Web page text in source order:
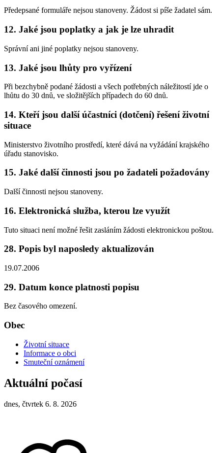
Předepsané formuláře nejsou stanoveny. Žádost si píše žadatel sám.
12. Jaké jsou poplatky a jak je lze uhradit
Správní ani jiné poplatky nejsou stanoveny.
13. Jaké jsou lhůty pro vyřízení
Při bezchybně podané žádosti a všech potřebných náležitostí jde o
lhůtu do 30 dnů, ve složitějších případech do 60 dnů.
14. Kteří jsou další účastníci (dotčení) řešení životní
situace
Ministerstvo životního prostředí, které dává na vyžádání krajského
úřadu stanovisko.
15. Jaké další činnosti jsou po žadateli požadovány
Další činnosti nejsou stanoveny.
16. Elektronická služba, kterou lze využít
Tuto situaci není možné řešit zasláním žádosti elektronickou poštou.
28. Popis byl naposledy aktualizován
19.07.2006
29. Datum konce platnosti popisu
Bez časového omezení.
Obec
Životní situace
Informace o obci
Smuteční oznámení
Aktuální počasí
dnes, čtvrtek 6. 8. 2026